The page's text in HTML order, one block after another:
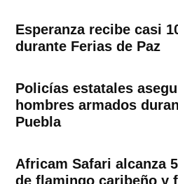
Esperanza recibe casi
durante Ferias de Paz
Policías estatales
hombres armados
Puebla
Africam Safari alcanza
de flamingo caribeño y